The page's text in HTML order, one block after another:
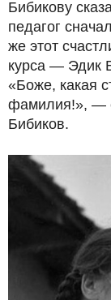
Бибикову
педагог
же этот
курса — Эдик
«Боже, какая
фамилия!», — с
Бибиков.